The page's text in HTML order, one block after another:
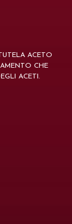
ACETO
CHE
ACETI.